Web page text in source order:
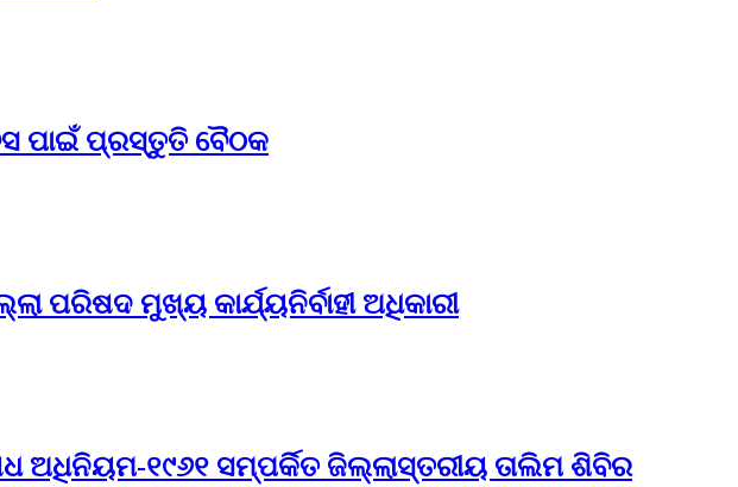
ପାଇଁ ପ୍ରସ୍ତୁତି ବୈଠକ
ପରିଷଦ ମୁଖ୍ୟ କାର୍ଯ୍ୟନିର୍ବାହୀ ଅଧିକାରୀ
ଅଧିନିୟମ-୧୯୬୧ ସମ୍ପର୍କିତ ଜିଲ୍ଲାସ୍ତରୀୟ ତାଲିମ ଶିବିର